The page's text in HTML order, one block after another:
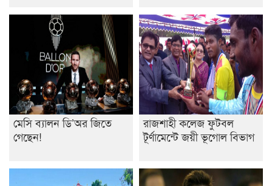
মেসি ব্যালন ডি’অর জিতে
গেছেন!
রাজশাহী কলেজ ফুটবল
টূর্ণামেন্টে জয়ী ভূগোল বিভাগ